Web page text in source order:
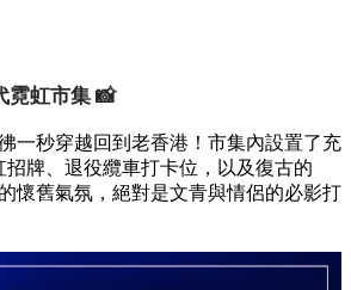
霓虹市集 📸
一秒穿越回到老香港！市集內設置了充
招牌、退役纜車打卡位，以及復古的
懷舊氣氛，絕對是文青與情侶的必影打